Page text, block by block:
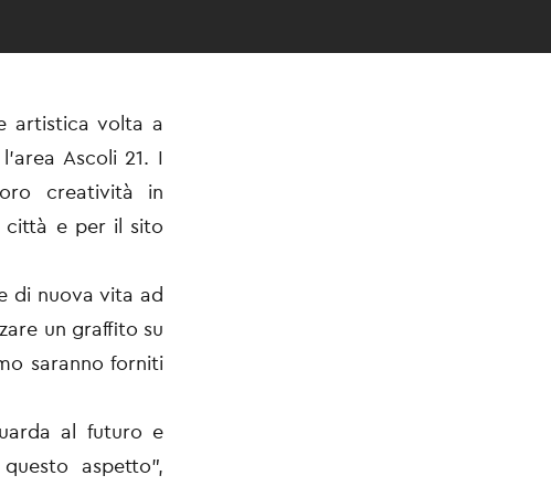
artistica volta a
Ascoli 21. I
creatività in
città e per il sito
di nuova vita ad
un graffito su
saranno forniti
al futuro e
aspetto”,